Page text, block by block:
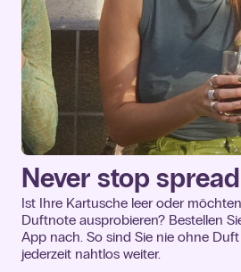
Never stop
Ist Ihre Kartusche leer oder
Duftnote ausprobieren? Bestellen
App nach. So sind Sie nie ohne
jederzeit nahtlos weiter.